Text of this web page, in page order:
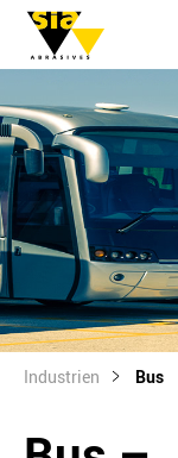
Industrien Bus